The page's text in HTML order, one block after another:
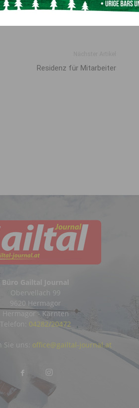
erfreuten sich die Fotos der
wurde tanzend die Sperrstunde
Residenz für Mitarbeiter
Büro Gailtal Journal
Obervellach 99
9620 Hermagor
Hermagor - Kärnten
Telefon: 04282/20472
uns: office@gailtal-journal.at